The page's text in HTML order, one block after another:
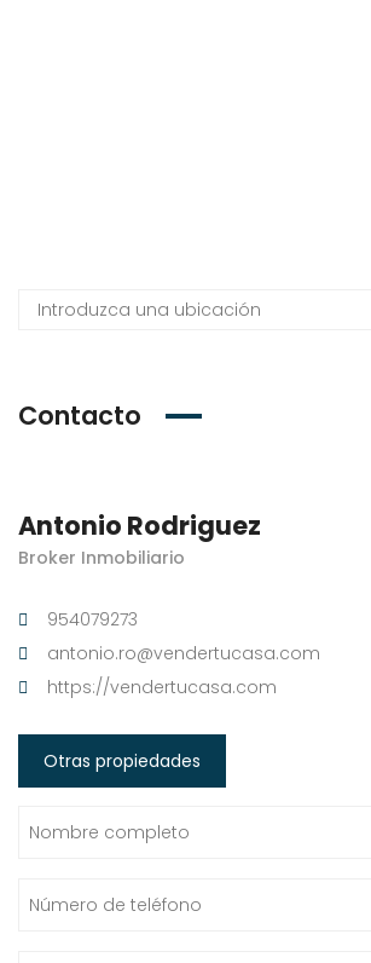
Contacto
Antonio Rodriguez
Broker Inmobiliario
954079273
antonio.ro@vendertucasa.com
https://vendertucasa.com
Otras propiedades